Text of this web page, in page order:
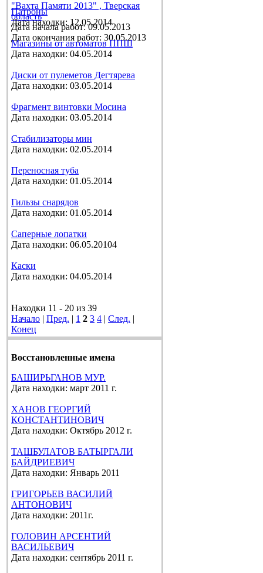
"Вахта Памяти 2013" , Тверская
область
Дата начала работ: 09.05.2013
Дата окончания работ: 30.05.2013
Патроны
Дата находки: 12.05.2014
Магазины от автоматов ППШ
Дата находки: 04.05.2014
Диски от пулеметов Дегтярева
Дата находки: 03.05.2014
Фрагмент винтовки Мосина
Дата находки: 03.05.2014
Стабилизаторы мин
Дата находки: 02.05.2014
Переносная туба
Дата находки: 01.05.2014
Гильзы снарядов
Дата находки: 01.05.2014
Саперные лопатки
Дата находки: 06.05.20104
Каски
Дата находки: 04.05.2014
Находки 11 - 20 из 39
Начало | Пред. | 1 2 3 4 | След. |
Конец
Восстановленные имена
БАШИРЬГАНОВ МУР.
Дата находки: март 2011 г.
ХАНОВ ГЕОРГИЙ
КОНСТАНТИНОВИЧ
Дата находки: Октябрь 2012 г.
ТАШБУЛАТОВ БАТЫРГАЛИ
БАЙДРИЕВИЧ
Дата находки: Январь 2011
ГРИГОРЬЕВ ВАСИЛИЙ
АНТОНОВИЧ
Дата находки: 2011г.
ГОЛОВИН АРСЕНТИЙ
ВАСИЛЬЕВИЧ
Дата находки: сентябрь 2011 г.